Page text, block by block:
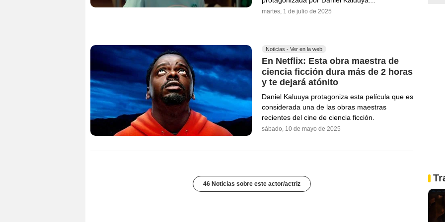
martes, 1 de julio de 2025
Noticias - Ver en la web
En Netflix: Esta obra maestra de
ciencia ficción dura más de 2 horas
y te dejará atónito
Daniel Kaluuya protagoniza esta película que es
considerada una de las obras maestras
recientes del cine de ciencia ficción.
sábado, 10 de mayo de 2025
46 Noticias sobre este actor/actriz